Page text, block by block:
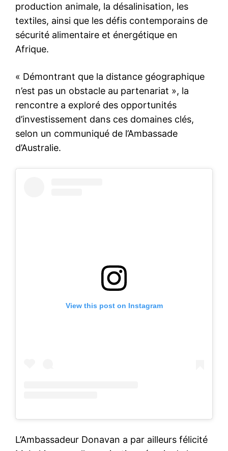
production animale, la désalinisation, les
textiles, ainsi que les défis contemporains de
sécurité alimentaire et énergétique en
Afrique.
« Démontrant que la distance géographique
n’est pas un obstacle au partenariat », la
rencontre a exploré des opportunités
d’investissement dans ces domaines clés,
selon un communiqué de l’Ambassade
d’Australie.
View this post on Instagram
L’Ambassadeur Donavan a par ailleurs félicité